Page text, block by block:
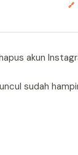
🔗
akun
sudah